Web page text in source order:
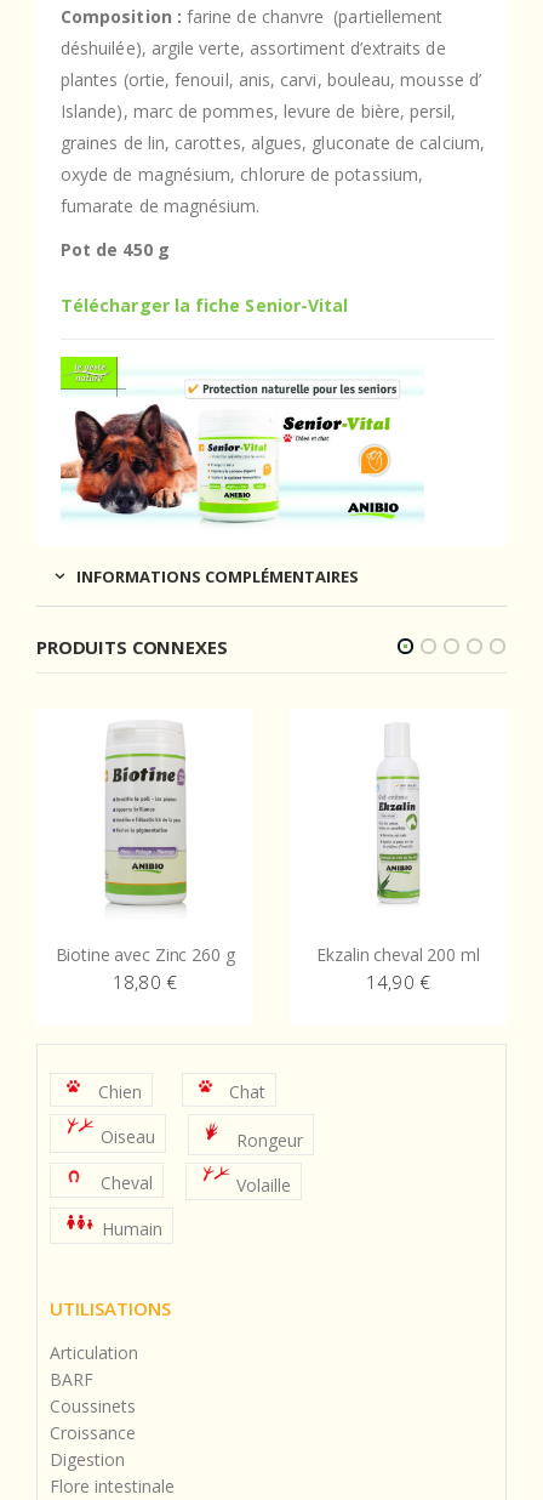
Composition : farine de chanvre (partiellement
déshuilée), argile verte, assortiment d’extraits de
plantes (ortie, fenouil, anis, carvi, bouleau, mousse d’
Islande), marc de pommes, levure de bière, persil,
graines de lin, carottes, algues, gluconate de calcium,
oxyde de magnésium, chlorure de potassium,
fumarate de magnésium.
Pot de 450 g
Télécharger la fiche Senior-Vital
INFORMATIONS COMPLÉMENTAIRES
PRODUITS CONNEXES
Biotine avec Zinc 260 g
18,80 €
Ekzalin cheval 200 ml
14,90 €
Chien
Chat
Oiseau
Rongeur
Cheval
Volaille
Humain
UTILISATIONS
Articulation
BARF
Coussinets
Croissance
Digestion
Flore intestinale